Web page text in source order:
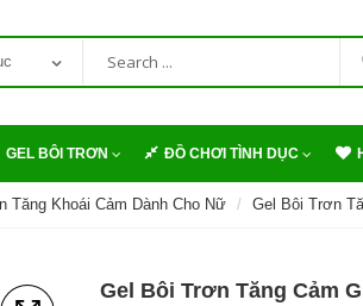
GEL BÔI TRƠN ĐỒ CHƠI TÌNH DỤC
Tăng Khoái Cảm Dành Cho Nữ Gel Bôi Trơn
Gel Bôi Trơn Tăng Cảm